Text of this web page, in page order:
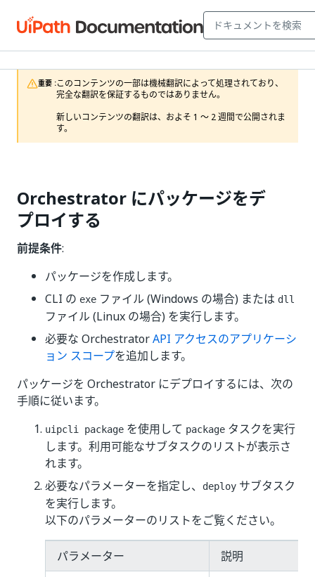
重要 :このコンテンツの一部は機械翻訳によって処理されており、
完全な翻訳を保証するものではありません。
新しいコンテンツの翻訳は、およそ 1 ～ 2 週間で公開されま
す。
Orchestrator にパッケージをデ
プロイする
前提条件:
パッケージを作成します。
CLI の exe ファイル (Windows の場合) または dll
ファイル (Linux の場合) を実行します。
必要な OrchestratorAPI アクセスのアプリケーシ
ョン スコープを追加します。
パッケージを Orchestrator にデプロイするには、次の
手順に従います。
uipcli package を使用して package タスクを実行
します。利用可能なサブタスクのリストが表示さ
れます。
必要なパラメーターを指定し、
deploy サブタスク
を実行します。
以下のパラメーターのリストをご覧ください。
パラメーター 説明